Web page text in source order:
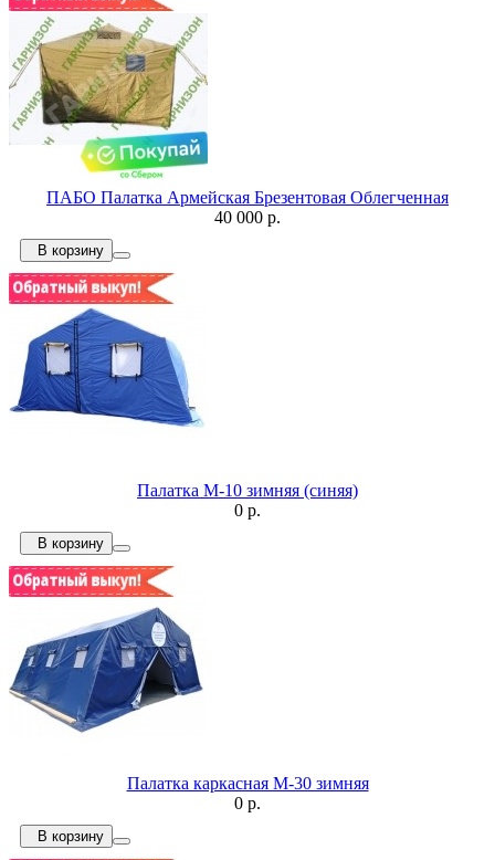
ПАБО Палатка Армейская Брезентовая Облегченная
40 000 р.
В корзину
Палатка М-10 зимняя (синяя)
0 р.
В корзину
Палатка каркасная М-30 зимняя
0 р.
В корзину